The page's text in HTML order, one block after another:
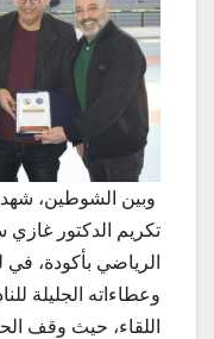
وبين الشوطين،
تكريم الدكتور غازي
الرياضي بأكودة، في
وعطاءاته الجليلة
اللقاء، حيث وقف